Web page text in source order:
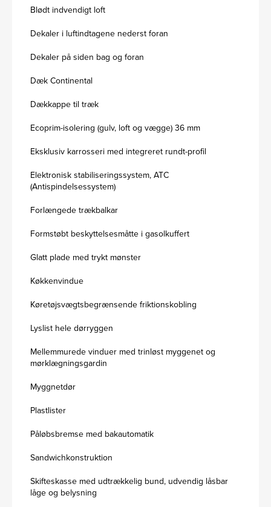
Blødt indvendigt loft
Dekaler i luftindtagene nederst foran
Dekaler på siden bag og foran
Dæk Continental
Dækkappe til træk
Ecoprim-isolering (gulv, loft og vægge) 36 mm
Eksklusiv karrosseri med integreret rundt-profil
Elektronisk stabiliseringssystem, ATC
(Antispindelsessystem)
Forlængede trækbalkar
Formstøbt beskyttelsesmåtte i gasolkuffert
Glatt plade med trykt mønster
Køkkenvindue
Køretøjsvægtsbegrænsende friktionskobling
Lyslist hele dørryggen
Mellemmurede vinduer med trinløst myggenet og
mørklægningsgardin
Myggnetdør
Plastlister
Påløbsbremse med bakautomatik
Sandwichkonstruktion
Skifteskasse med udtrækkelig bund, udvendig låsbar
låge og belysning